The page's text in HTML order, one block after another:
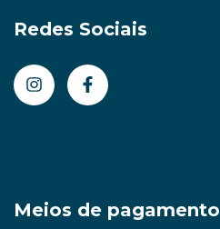
Redes Sociais
Meios de pagamento